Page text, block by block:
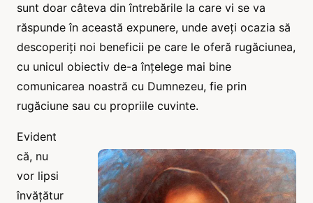
sunt doar câteva din întrebările la care vi se va
răspunde în această expunere, unde aveți ocazia să
descoperiți noi beneficii pe care le oferă rugăciunea,
cu unicul obiectiv de-a înțelege mai bine
comunicarea noastră cu Dumnezeu, fie prin
rugăciune sau cu propriile cuvinte.
Evident
că, nu
vor lipsi
învățătur